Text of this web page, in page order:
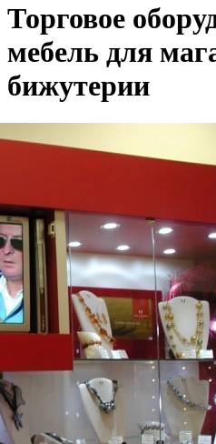
Торговое
мебель для
бижутерии